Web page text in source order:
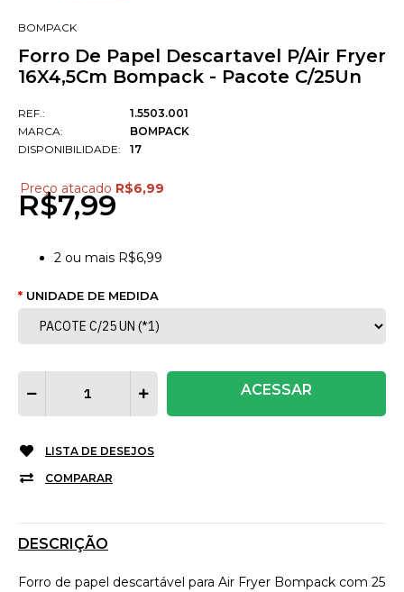
BOMPACK
Forro De Papel Descartavel P/Air Fryer
16X4,5Cm Bompack - Pacote C/25Un
REF.:
MARCA:
DISPONIBILIDADE:
1.5503.001
BOMPACK
17
Preço atacado R$6,99
R$7,99
2 ou mais R$6,99
UNIDADE DE MEDIDA
ACESSAR
LISTA DE DESEJOS
COMPARAR
DESCRIÇÃO
Forro de papel descartável para Air Fryer Bompack com 25